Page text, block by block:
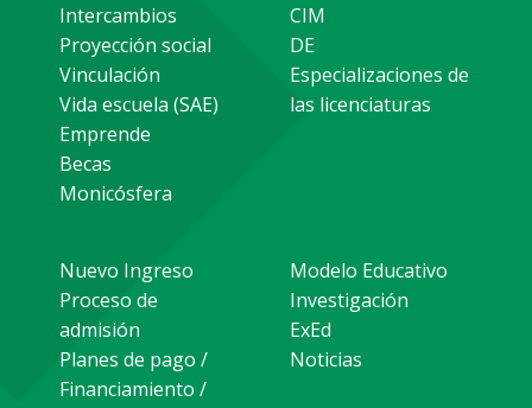
Intercambios
Proyección social
Vinculación
Vida escuela (SAE)
Emprende
Becas
Monicósfera
CIM
DE
Especializaciones de
las licenciaturas
Nuevo Ingreso
Proceso de
admisión
Planes de pago /
Financiamiento /
Modelo Educativo
Investigación
ExEd
Noticias